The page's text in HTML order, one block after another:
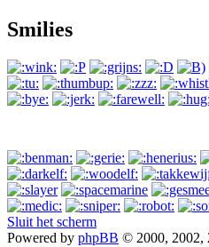
Smilies
Sluit het scherm
Powered by phpBB © 2000, 2002,